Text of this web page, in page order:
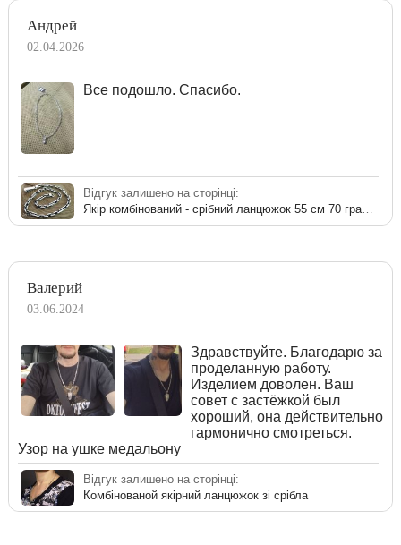
Андрей
02.04.2026
Все подошло. Спасибо.
Відгук залишено на сторінці:
Валерий
03.06.2024
Здравствуйте. Благодарю за
проделанную работу.
Изделием доволен. Ваш
совет с застёжкой был
хороший, она действительно
гармонично смотреться.
Узор на ушке медальону
Відгук залишено на сторінці:
Комбінованой якірний ланцюжок зі срібла